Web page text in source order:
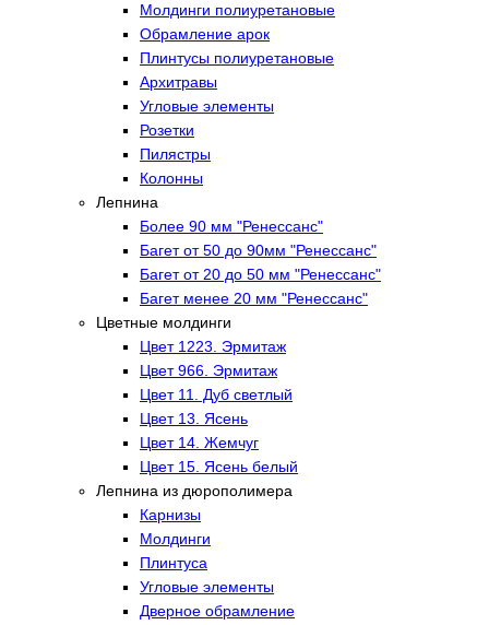
Молдинги полиуретановые
Обрамление арок
Плинтусы полиуретановые
Архитравы
Угловые элементы
Розетки
Пилястры
Колонны
Лепнина
Более 90 мм "Ренессанс"
Багет от 50 до 90мм "Ренессанс"
Багет от 20 до 50 мм "Ренессанс"
Багет менее 20 мм "Ренессанс"
Цветные молдинги
Цвет 1223. Эрмитаж
Цвет 966. Эрмитаж
Цвет 11. Дуб светлый
Цвет 13. Ясень
Цвет 14. Жемчуг
Цвет 15. Ясень белый
Лепнина из дюрополимера
Карнизы
Молдинги
Плинтуса
Угловые элементы
Дверное обрамление